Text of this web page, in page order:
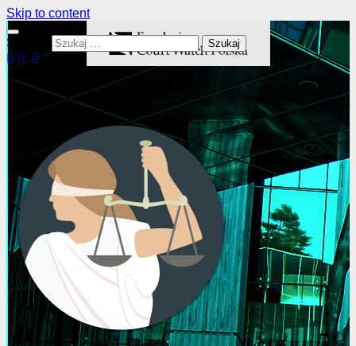
Skip to content
Szukaj: